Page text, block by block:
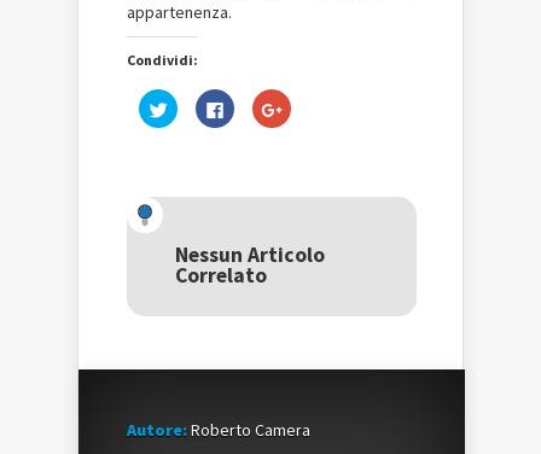
appartenenza.
Condividi:
Fai
clic
una
nuova
finestra)
Fai
clic
nuova
finestra)
Fai
clic
una
nuova
Nessun Articolo
Correlato
Autore:Roberto Camera